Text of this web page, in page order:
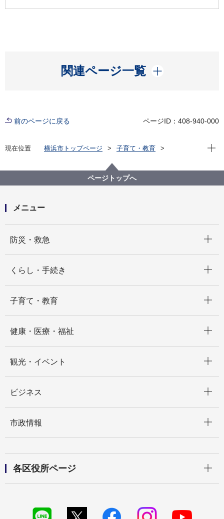
関連ページ一覧
開く
前のページに戻る ページID：408-940-000
現在位置 横浜市トップページ
子育て・教育
ＳＤＧｓ達成の担い手育成（ＥＳＤ）推進事業【横浜
市ＥＳＤ推進コンソーシアム】
現在
ページトップへ
メニュー
防災・救急
くらし・手続き
子育て・教育
健康・医療・福祉
観光・イベント
ビジネス
市政情報
各区役所ページ